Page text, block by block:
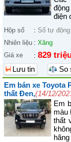
điện
Hộp số : Số tự động
Nhiên liệu : Xăng
Giá xe
: 829
Lưu tin
So
Em bán xe Toyota
thất Đen,(14/12/
Em
màu
thất